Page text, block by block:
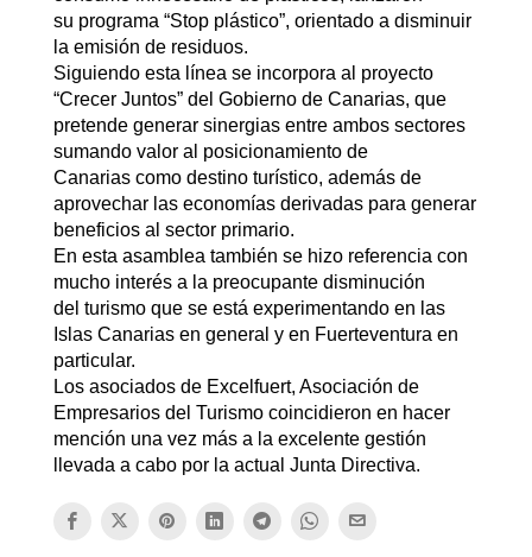
su programa “Stop plástico”, orientado a disminuir
la emisión de residuos.
Siguiendo esta línea se incorpora al proyecto
“Crecer Juntos” del Gobierno de Canarias, que
pretende generar sinergias entre ambos sectores
sumando valor al posicionamiento de
Canarias como destino turístico, además de
aprovechar las economías derivadas para generar
beneficios al sector primario.
En esta asamblea también se hizo referencia con
mucho interés a la preocupante disminución
del turismo que se está experimentando en las
Islas Canarias en general y en Fuerteventura en
particular.
Los asociados de Excelfuert, Asociación de
Empresarios del Turismo coincidieron en hacer
mención una vez más a la excelente gestión
llevada a cabo por la actual Junta Directiva.